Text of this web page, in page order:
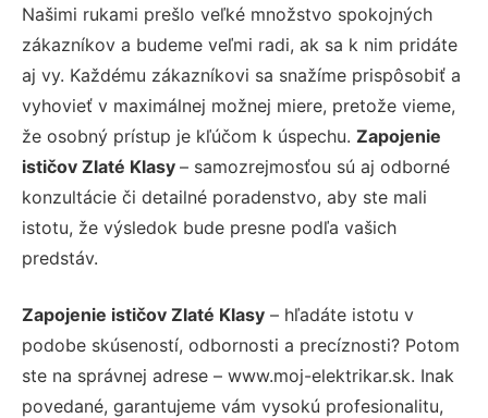
Našimi rukami prešlo veľké množstvo spokojných
zákazníkov a budeme veľmi radi, ak sa k nim pridáte
aj vy. Každému zákazníkovi sa snažíme prispôsobiť a
vyhovieť v maximálnej možnej miere, pretože vieme,
že osobný prístup je kľúčom k úspechu. Zapojenie
ističov Zlaté Klasy – samozrejmosťou sú aj odborné
konzultácie či detailné poradenstvo, aby ste mali
istotu, že výsledok bude presne podľa vašich
predstáv.
Zapojenie ističov Zlaté Klasy – hľadáte istotu v
podobe skúseností, odbornosti a precíznosti? Potom
ste na správnej adrese – www.moj-elektrikar.sk. Inak
povedané, garantujeme vám vysokú profesionalitu,